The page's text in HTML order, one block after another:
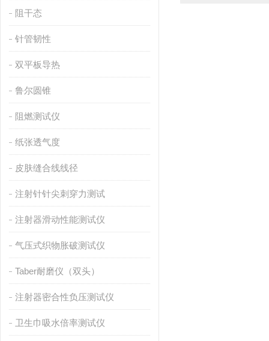
阻干态
针管韧性
双平板导热
鲁尔圆锥
阻燃测试仪
纸张透气度
皮肤缝合线线径
注射针针尖刺穿力测试
注射器滑动性能测试仪
气压式织物胀破测试仪
Taber耐磨仪（双头）
注射器密合性负压测试仪
卫生巾吸水倍率测试仪